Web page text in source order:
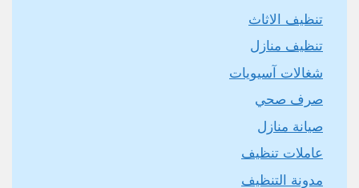
تنظيف الاثاث
تنظيف منازل
شغالات آسيويات
صرف صحي
صيانة منازل
عاملات تنظيف
مدونة التنظيف